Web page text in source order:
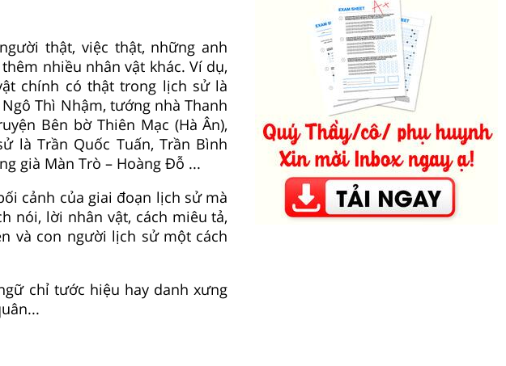
thật, việc thật, những anh
nhiều nhân vật khác. Ví dụ,
chính có thật trong lịch sử là
Thì Nhậm, tướng nhà Thanh
Bên bờ Thiên Mạc (Hà Ân),
là Trần Quốc Tuấn, Trần Bình
già Màn Trò – Hoàng Đỗ ...
cảnh của giai đoạn lịch sử mà
nói, lời nhân vật, cách miêu tả,
và con người lịch sử một cách
chỉ tước hiệu hay danh xưng